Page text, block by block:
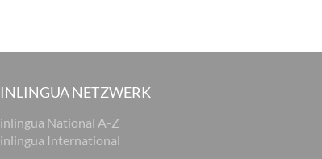
INLINGUA NETZWERK
inlingua National A-Z
inlingua International